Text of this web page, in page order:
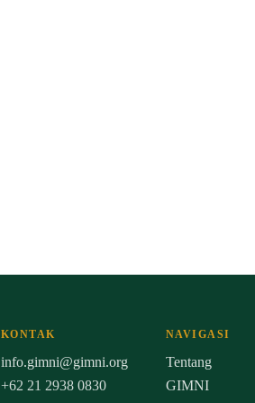
KONTAK
info.gimni@gimni.org
+62 21 2938 0830
NAVIGASI
Tentang
GIMNI